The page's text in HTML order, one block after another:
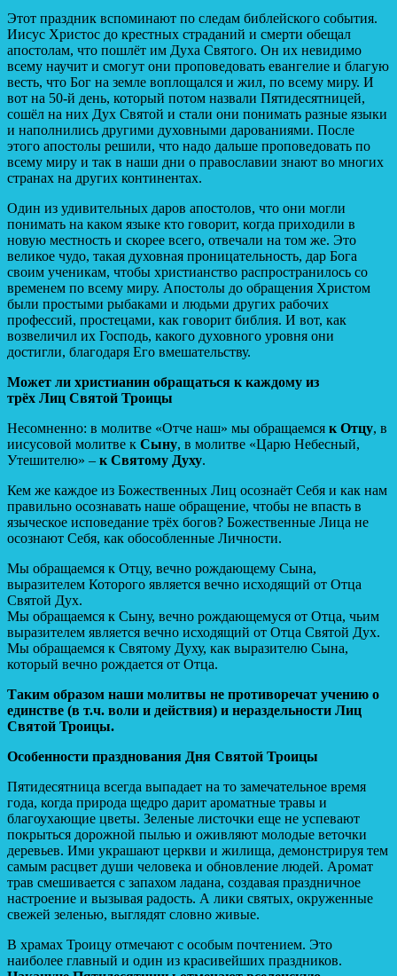
Этот праздник вспоминают по следам библейского события.
Иисус Христос до крестных страданий и смерти обещал
апостолам, что пошлёт им Духа Святого. Он их невидимо
всему научит и смогут они проповедовать евангелие и благую
весть, что Бог на земле воплощался и жил, по всему миру. И
вот на 50-й день, который потом назвали Пятидесятницей,
сошёл на них Дух Святой и стали они понимать разные языки
и наполнились другими духовными дарованиями. После
этого апостолы решили, что надо дальше проповедовать по
всему миру и так в наши дни о православии знают во многих
странах на других континентах.
Один из удивительных даров апостолов, что они могли
понимать на каком языке кто говорит, когда приходили в
новую местность и скорее всего, отвечали на том же. Это
великое чудо, такая духовная проницательность, дар Бога
своим ученикам, чтобы христианство распространилось со
временем по всему миру. Апостолы до обращения Христом
были простыми рыбаками и людьми других рабочих
профессий, простецами, как говорит библия. И вот, как
возвеличил их Господь, какого духовного уровня они
достигли, благодаря Его вмешательству.
Может ли христианин обращаться к каждому из
трёх Лиц Святой Троицы
Несомненно: в молитве «Отче наш» мы обращаемся к Отцу, в
иисусовой молитве к Сыну, в молитве «Царю Небесный,
Утешителю» – к Святому Духу.
Кем же каждое из Божественных Лиц осознаёт Себя и как нам
правильно осознавать наше обращение, чтобы не впасть в
языческое исповедание трёх богов? Божественные Лица не
осознают Себя, как обособленные Личности.
Мы обращаемся к Отцу, вечно рождающему Сына,
выразителем Которого является вечно исходящий от Отца
Святой Дух.
Мы обращаемся к Сыну, вечно рождающемуся от Отца, чьим
выразителем является вечно исходящий от Отца Святой Дух.
Мы обращаемся к Святому Духу, как выразителю Сына,
который вечно рождается от Отца.
Таким образом наши молитвы не противоречат учению о
единстве (в т.ч. воли и действия) и нераздельности Лиц
Святой Троицы.
Особенности празднования Дня Святой Троицы
Пятидесятница всегда выпадает на то замечательное время
года, когда природа щедро дарит ароматные травы и
благоухающие цветы. Зеленые листочки еще не успевают
покрыться дорожной пылью и оживляют молодые веточки
деревьев. Ими украшают церкви и жилища, демонстрируя тем
самым расцвет души человека и обновление людей. Аромат
трав смешивается с запахом ладана, создавая праздничное
настроение и вызывая радость. А лики святых, окруженные
свежей зеленью, выглядят словно живые.
В храмах Троицу отмечают с особым почтением. Это
наиболее главный и один из красивейших праздников.